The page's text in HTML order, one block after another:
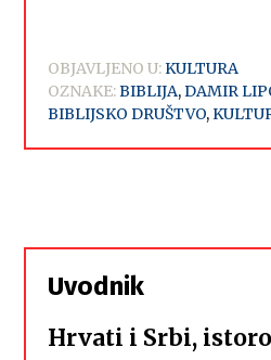
OBJAVLJENO U:KULTURA
OZNAKE:BIBLIJA,DAMIR
BIBLIJSKO DRUŠTVO,
Uvodnik
Hrvati i Srbi,